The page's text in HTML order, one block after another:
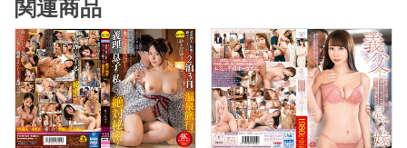
種
を
毎
日
子
宮
関連商品